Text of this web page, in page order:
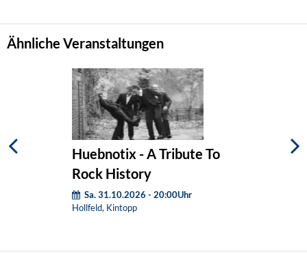
Ähnliche Veranstaltungen
Huebnotix - A Tribute To
Rock History
Sa. 31.10.2026 - 20:00Uhr
Hollfeld, Kintopp